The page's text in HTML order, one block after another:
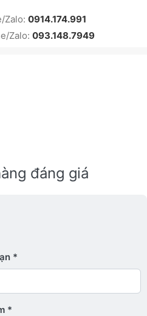
Zalo: 0914.174.991
Zalo: 093.148.7949
đáng giá
giá: 4 trên 5
3 trên 5 sao.
trên 5 sao.
5 sao. Xấu